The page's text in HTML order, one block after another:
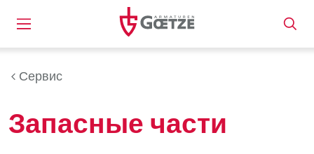
Сервис
Запасные части